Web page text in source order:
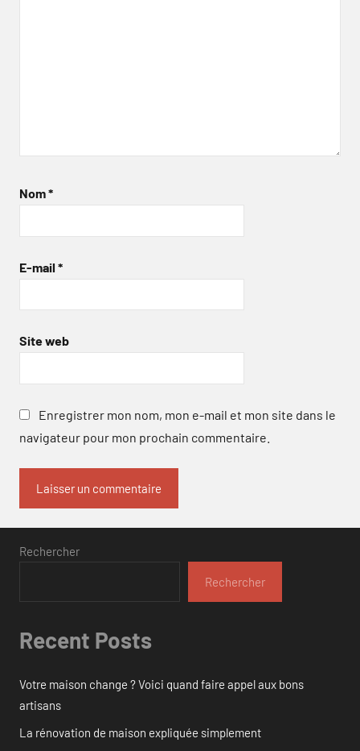
Nom*
E-mail *
Site web
Enregistrer mon nom, mon e-mail et mon site dans le
navigateur pour mon prochain commentaire.
Rechercher
Rechercher
Recent Posts
Votre maison change ? Voici quand faire appel aux bons
artisans
La rénovation de maison expliquée simplement